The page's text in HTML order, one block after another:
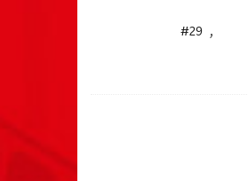
#29 ,